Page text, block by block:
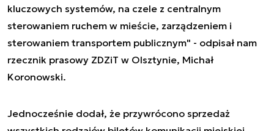
kluczowych systemów, na czele z centralnym
sterowaniem ruchem w mieście, zarządzeniem i
sterowaniem transportem publicznym" - odpisał nam
rzecznik prasowy ZDZiT w Olsztynie, Michał
Koronowski.
Jednocześnie dodał, że przywrócono sprzedaż